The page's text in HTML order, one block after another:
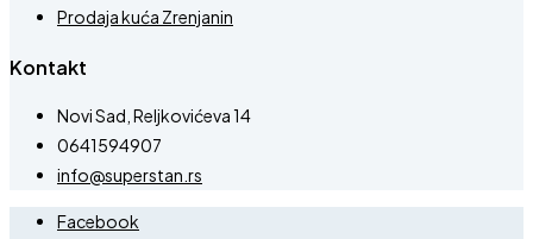
Prodaja kuća Zrenjanin
Kontakt
Novi Sad, Reljkovićeva 14
0641594907
info@superstan.rs
Facebook